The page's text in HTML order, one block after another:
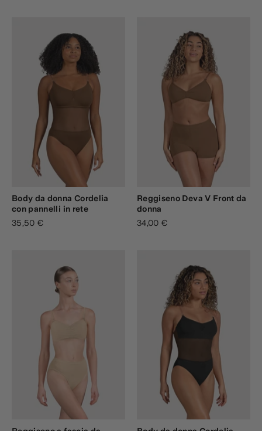
Body da donna Cordelia
con pannelli in rete
35,50 €
Reggiseno Deva V Front da
donna
34,00 €